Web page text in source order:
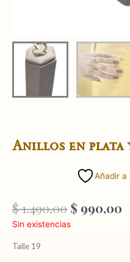
Anillos en plata
Añadir a
$1.490,00 El
precio
$ 990,00
Sin existencias
Talle 19